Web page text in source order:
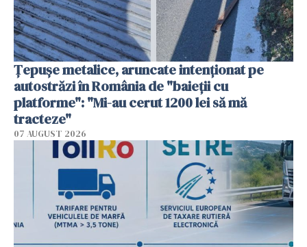
Țepușe metalice, aruncate intenționat pe
autostrăzi în România de "baieții cu
platforme": "Mi-au cerut 1200 lei să mă
tracteze"
07 AUGUST 2026